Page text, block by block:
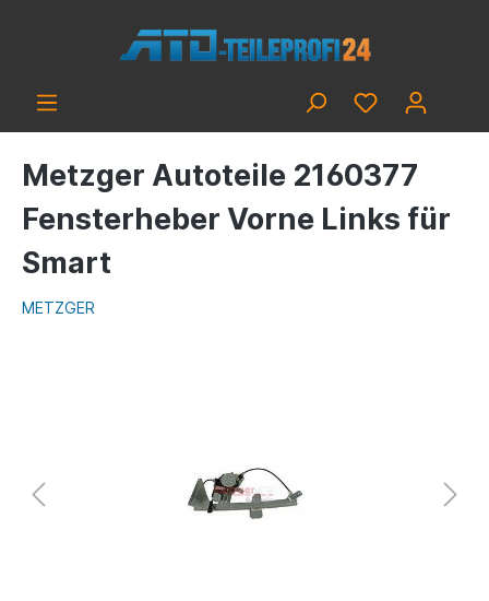
Metzger Autoteile 2160377
Fensterheber Vorne Links für
Smart
METZGER